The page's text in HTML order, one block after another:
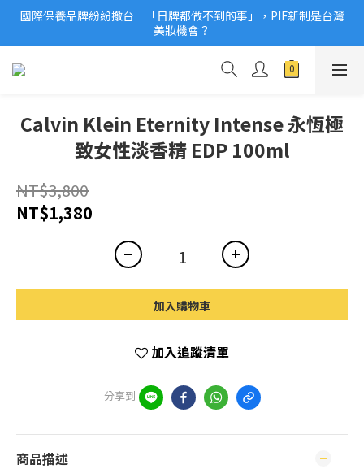
2026美妝小樣、試用品變少？PIF化妝品身分證7月上路！消費者
必懂5觀念
國際保養品牌紛紛撤台　「日牌都做不到的事」，PIF新制是台灣
美妝機會？
2026美妝小樣、試用品變少？PIF化妝品身分證7月上路！消費者
Calvin Klein Eternity Intense 永恆極
致女性淡香精 EDP 100ml
NT$3,800
NT$1,380
加入購物車
加入追蹤清單
分享到
商品描述